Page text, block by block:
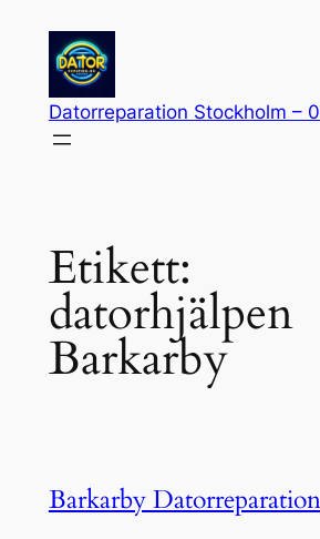
innehåll
Datorreparation Stockholm –
Etikett:
datorhjälpen
Barkarby
Barkarby Datorreparation